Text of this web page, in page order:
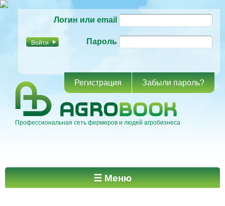
основному
Логин или email
Пароль
Регистрация Забыли пароль?
Профессиональная сеть фермеров и людей агробизнеса
Главное меню ☰ Меню